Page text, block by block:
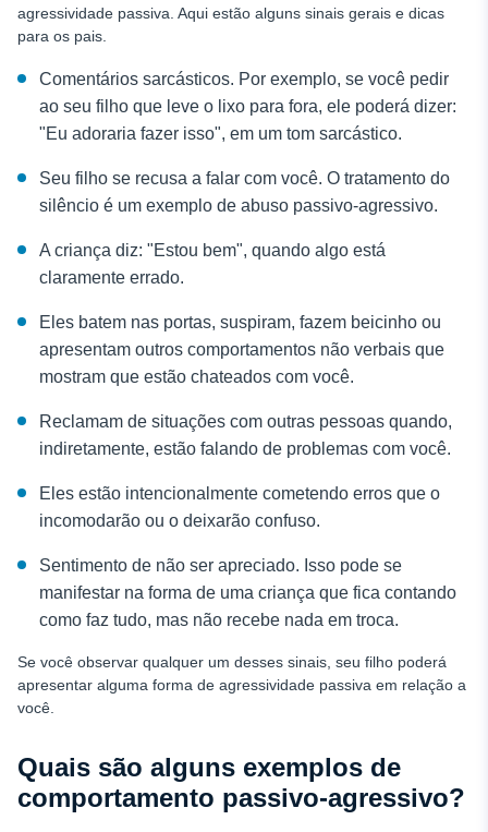
agressividade passiva. Aqui estão alguns sinais gerais e dicas
para os pais.
Comentários sarcásticos. Por exemplo, se você pedir
ao seu filho que leve o lixo para fora, ele poderá dizer:
"Eu adoraria fazer isso", em um tom sarcástico.
Seu filho se recusa a falar com você. O tratamento do
silêncio é um exemplo de abuso passivo-agressivo.
A criança diz: "Estou bem", quando algo está
claramente errado.
Eles batem nas portas, suspiram, fazem beicinho ou
apresentam outros comportamentos não verbais que
mostram que estão chateados com você.
Reclamam de situações com outras pessoas quando,
indiretamente, estão falando de problemas com você.
Eles estão intencionalmente cometendo erros que o
incomodarão ou o deixarão confuso.
Sentimento de não ser apreciado. Isso pode se
manifestar na forma de uma criança que fica contando
como faz tudo, mas não recebe nada em troca.
Se você observar qualquer um desses sinais, seu filho poderá
apresentar alguma forma de agressividade passiva em relação a
você.
Quais são alguns exemplos de
comportamento passivo-agressivo?